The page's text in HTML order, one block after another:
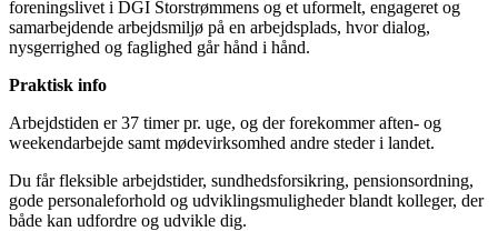
foreningslivet i DGI Storstrømmens og et uformelt, engageret og
samarbejdende arbejdsmiljø på en arbejdsplads, hvor dialog,
nysgerrighed og faglighed går hånd i hånd.
Praktisk info
Arbejdstiden er 37 timer pr. uge, og der forekommer aften- og
weekendarbejde samt mødevirksomhed andre steder i landet.
Du får fleksible arbejdstider, sundhedsforsikring, pensionsordning,
gode personaleforhold og udviklingsmuligheder blandt kolleger, der
både kan udfordre og udvikle dig.